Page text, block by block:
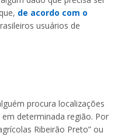
de acordo com o
usuários de
procura localizações
determinada região. Por
Ribeirão Preto” ou